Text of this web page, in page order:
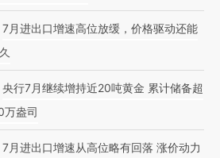
私7万
内含3种
视线｜被称为“蟑螂”的印
度Z世代 用街头抗争将教
视线｜“
机”？难
7月进出口增速高位放缓，价格驱动还能
央行7月继续增持近20吨黄金 累计储备超
盎司
7月进出口增速从高位略有回落 涨价动力